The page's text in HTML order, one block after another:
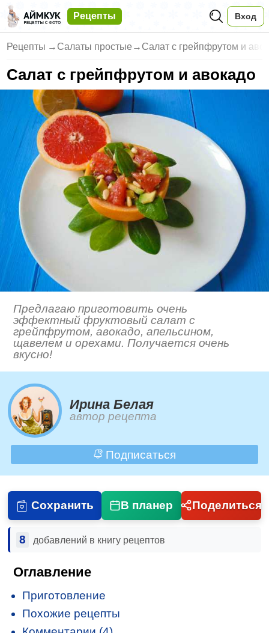
Рецепты Вход
Рецепты → Салаты простые → Салат с грейпфрутом и
Салат с грейпфрутом и авокадо
Предлагаю приготовить очень
эффектный фруктовый салат с
грейпфрутом, авокадо, апельсином,
щавелем и орехами. Получается очень
вкусно!
Ирина Белая
автор рецепта
Подписаться
Сохранить В планер Поделиться
8 добавлений в книгу рецептов
Оглавление
Приготовление
Похожие рецепты